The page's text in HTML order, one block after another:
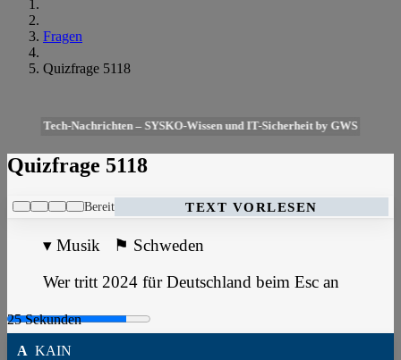
Fragen
Quizfrage 5118
Tech-Nachrichten – SYSKO-Wissen und IT-Sicherheit by GWS
Quizfrage 5118
Bereit TEXT VORLESEN
▾ Musik ⚑ Schweden
Wer tritt 2024 für Deutschland beim Esc an
A KAIN